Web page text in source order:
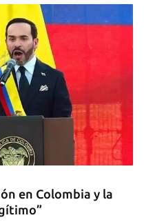
en Colombia y la